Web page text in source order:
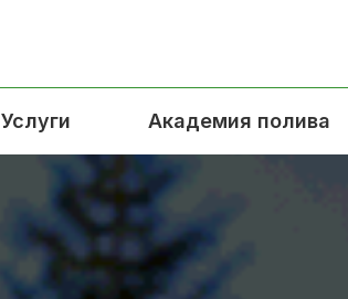
Услуги Академия полива